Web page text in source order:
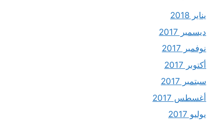
يناير 2018
ديسمبر 2017
نوفمبر 2017
أكتوبر 2017
سبتمبر 2017
أغسطس 2017
يوليو 2017